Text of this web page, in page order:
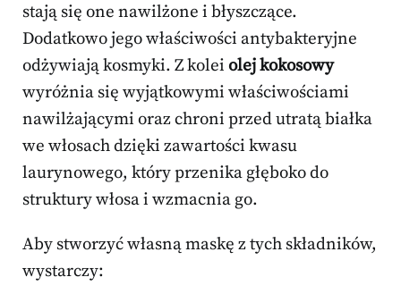
stają się one nawilżone i błyszczące.
Dodatkowo jego właściwości antybakteryjne
odżywiają kosmyki. Z kolei olej kokosowy
wyróżnia się wyjątkowymi właściwościami
nawilżającymi oraz chroni przed utratą białka
we włosach dzięki zawartości kwasu
laurynowego, który przenika głęboko do
struktury włosa i wzmacnia go.
Aby stworzyć własną maskę z tych składników,
wystarczy: